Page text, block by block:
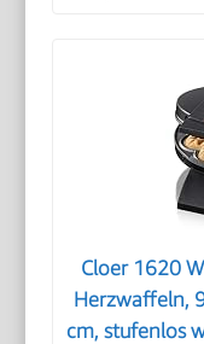
Cloer 1620
Herzwaffeln,
cm, stufenlos